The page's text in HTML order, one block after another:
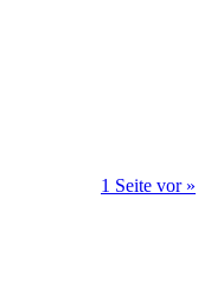
1 Seite vor »